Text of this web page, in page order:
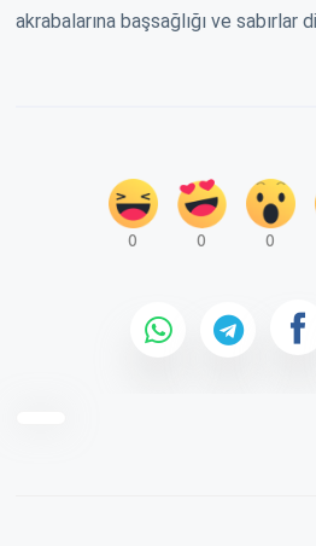
akrabalarına başsağlığı ve sabırlar
0 0 0